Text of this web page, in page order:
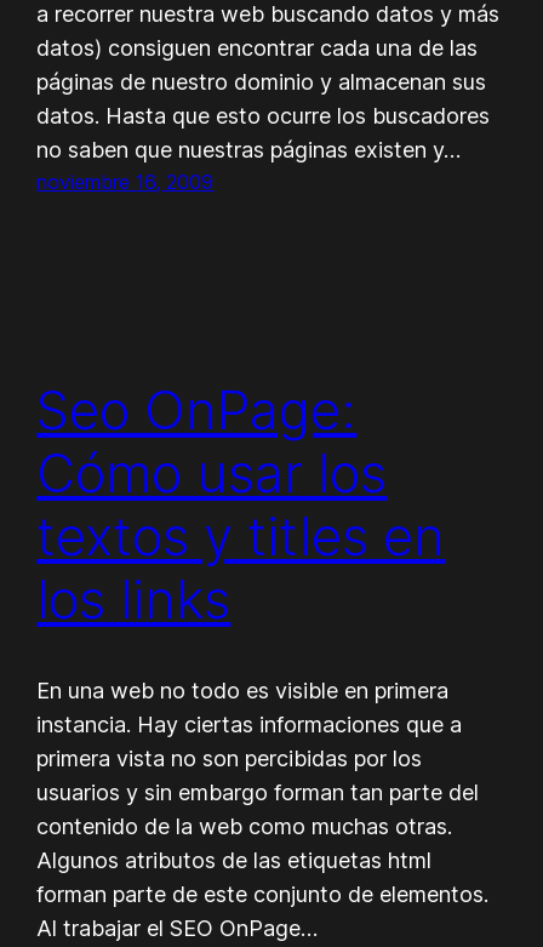
a recorrer nuestra web buscando datos y más
datos) consiguen encontrar cada una de las
páginas de nuestro dominio y almacenan sus
datos. Hasta que esto ocurre los buscadores
no saben que nuestras páginas existen y…
noviembre 16, 2009
Seo OnPage:
Cómo usar los
textos y titles en
los links
En una web no todo es visible en primera
instancia. Hay ciertas informaciones que a
primera vista no son percibidas por los
usuarios y sin embargo forman tan parte del
contenido de la web como muchas otras.
Algunos atributos de las etiquetas html
forman parte de este conjunto de elementos.
Al trabajar el SEO OnPage…